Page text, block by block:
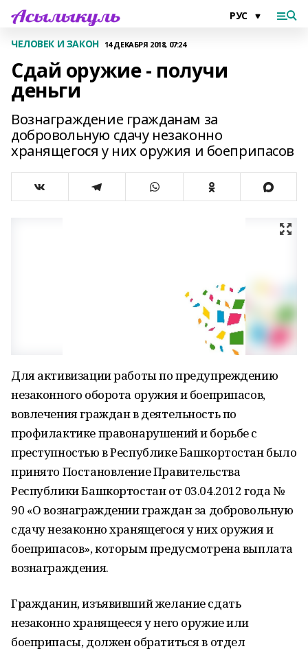
ЧЕЛОВЕК И ЗАКОН 14 ДЕКАБРЯ 2018, 07:24
Сдай оружие - получи
деньги
Вознаграждение гражданам за
добровольную сдачу незаконно
хранящегося у них оружия и боеприпасов
Для активизации работы по предупреждению
незаконного оборота оружия и боеприпасов,
вовлечения граждан в деятельность по
профилактике правонарушений и борьбе с
преступностью в Республике Башкортостан было
принято Постановление Правительства
Республики Башкортостан от 03.04.2012 года №
90 «О вознаграждении граждан за добровольную
сдачу незаконно хранящегося у них оружия и
боеприпасов», которым предусмотрена выплата
вознаграждения.
Гражданин, изъявивший желание сдать
незаконно хранящееся у него оружие или
боеприпасы, должен обратиться в отдел